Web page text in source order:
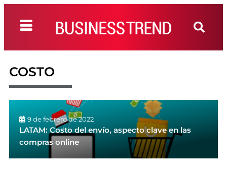
COSTO
9 de febrero de 2022
LATAM: Costo del envío, aspecto clave en las
compras online